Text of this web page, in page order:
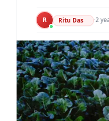
R Ritu Das ·2